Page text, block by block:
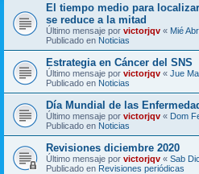
El tiempo medio para
se reduce a la mitad
Último mensaje por victorjqv « Mié
Publicado en Noticias
Estrategia en Cáncer del SNS
Último mensaje por victorjqv « Jue
Publicado en Noticias
Día Mundial de las
Último mensaje por victorjqv « Dom
Publicado en Noticias
Revisiones diciembre 2020
Último mensaje por victorjqv « Sab
Publicado en Revisiones periódicas